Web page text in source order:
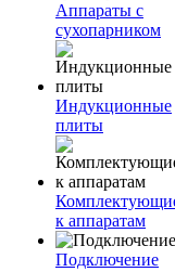
Аппараты с
сухопарником
Индукционные
плиты
к аппаратам
Подключение